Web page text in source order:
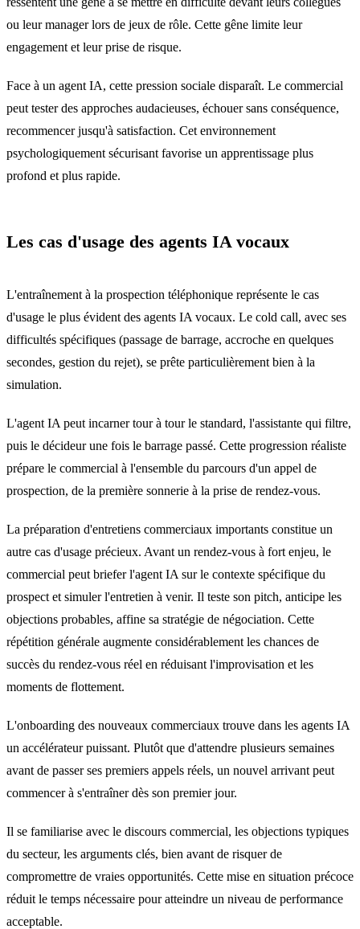
ou leur manager lors de jeux de rôle. Cette gêne limite leur
engagement et leur prise de risque.
Face à un agent IA, cette pression sociale disparaît. Le commercial
peut tester des approches audacieuses, échouer sans conséquence,
recommencer jusqu'à satisfaction. Cet environnement
psychologiquement sécurisant favorise un apprentissage plus
profond et plus rapide.
Les cas d'usage des agents IA vocaux
L'entraînement à la prospection téléphonique représente le cas
d'usage le plus évident des agents IA vocaux. Le cold call, avec ses
difficultés spécifiques (passage de barrage, accroche en quelques
secondes, gestion du rejet), se prête particulièrement bien à la
simulation.
L'agent IA peut incarner tour à tour le standard, l'assistante qui filtre,
puis le décideur une fois le barrage passé. Cette progression réaliste
prépare le commercial à l'ensemble du parcours d'un appel de
prospection, de la première sonnerie à la prise de rendez-vous.
La préparation d'entretiens commerciaux importants constitue un
autre cas d'usage précieux. Avant un rendez-vous à fort enjeu, le
commercial peut briefer l'agent IA sur le contexte spécifique du
prospect et simuler l'entretien à venir. Il teste son pitch, anticipe les
objections probables, affine sa stratégie de négociation. Cette
répétition générale augmente considérablement les chances de
succès du rendez-vous réel en réduisant l'improvisation et les
moments de flottement.
L'onboarding des nouveaux commerciaux trouve dans les agents IA
un accélérateur puissant. Plutôt que d'attendre plusieurs semaines
avant de passer ses premiers appels réels, un nouvel arrivant peut
commencer à s'entraîner dès son premier jour.
Il se familiarise avec le discours commercial, les objections typiques
du secteur, les arguments clés, bien avant de risquer de
compromettre de vraies opportunités. Cette mise en situation précoce
réduit le temps nécessaire pour atteindre un niveau de performance
acceptable.